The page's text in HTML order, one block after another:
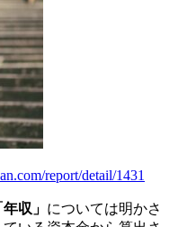
report/detail/1431
年収」 については明かさ